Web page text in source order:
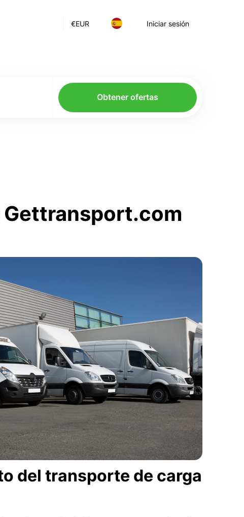
€EUR Iniciar sesión
Obtener ofertas
del transporte de carga